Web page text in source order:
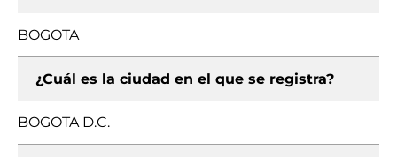
BOGOTA
¿Cuál es la ciudad en el que se registra?
BOGOTA D.C.